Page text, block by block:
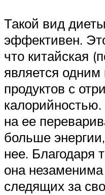
Такой вид
эффективен.
что китайская
является одним
продуктов с
калорийностью.
на ее
больше
нее. Благодаря
она
следящих за